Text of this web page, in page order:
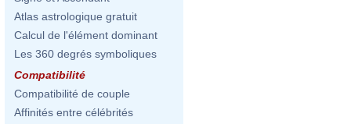
Atlas astrologique gratuit
Calcul de l'élément dominant
Les 360 degrés symboliques
Compatibilité
Compatibilité de couple
Affinités entre célébrités